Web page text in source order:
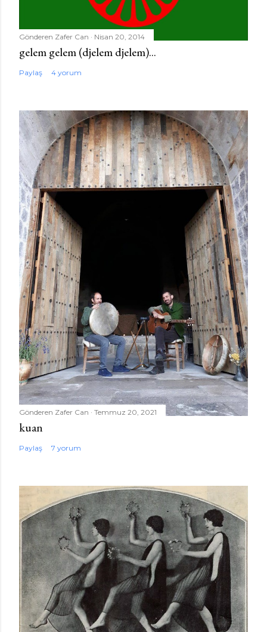
Gönderen Zafer Can Nisan 20, 2014
gelem gelem (djelem djelem)...
Paylaş 4 yorum
Gönderen Zafer Can Temmuz 20, 2021
kuan
Paylaş 7 yorum